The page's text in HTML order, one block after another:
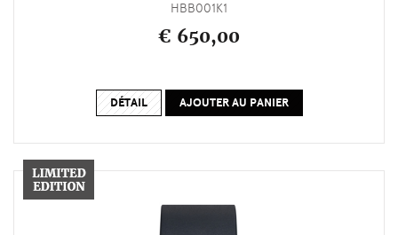
HBB001K1
€ 650,00
DÉTAIL AJOUTER AU PANIER